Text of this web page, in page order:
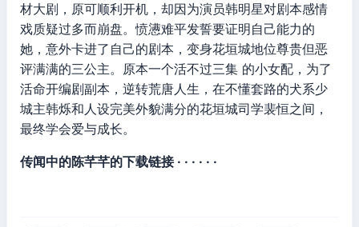
材大剧，原可顺利开机，却因为演员韩明星对剧本感情
戏质疑过多而崩盘。愤懑难平发誓要证明自己能力的
她，意外卡进了自己的剧本，变身花垣城地位尊贵但恶
评满满的三公主。原本一个活不过三集 的小女配，为了
活命开编剧副本，逆转荒唐人生，在不懂套路的犬系少
城主韩烁和人设完美外貌满分的花垣城司学裴恒之间，
最终学会爱与成长。
传闻中的陈芊芊的下载链接 · · · · · ·